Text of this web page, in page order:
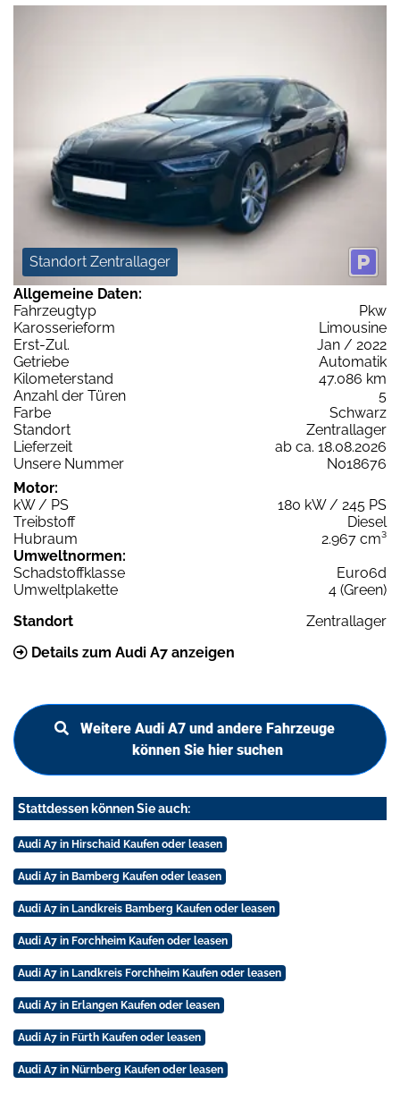
Standort Zentrallager
Allgemeine Daten:
Fahrzeugtyp
Pkw
Karosserieform
Limousine
Erst-Zul.
Jan / 2022
Getriebe
Automatik
Kilometerstand
47.086 km
Anzahl der Türen
5
Farbe
Schwarz
Standort
Zentrallager
Lieferzeit
ab ca. 18.08.2026
Unsere Nummer
N018676
Motor:
kW / PS
180 kW / 245 PS
Treibstoff
Diesel
Hubraum
2.967 cm³
Umweltnormen:
Schadstoffklasse
Euro6d
Umweltplakette
4 (Green)
Standort
Zentrallager
Details zum Audi A7 anzeigen
Weitere Audi A7 und andere Fahrzeuge
können Sie hier suchen
Stattdessen können Sie auch:
Audi A7 in Hirschaid Kaufen oder leasen
Audi A7 in Bamberg Kaufen oder leasen
Audi A7 in Landkreis Bamberg Kaufen oder leasen
Audi A7 in Forchheim Kaufen oder leasen
Audi A7 in Landkreis Forchheim Kaufen oder leasen
Audi A7 in Erlangen Kaufen oder leasen
Audi A7 in Fürth Kaufen oder leasen
Audi A7 in Nürnberg Kaufen oder leasen